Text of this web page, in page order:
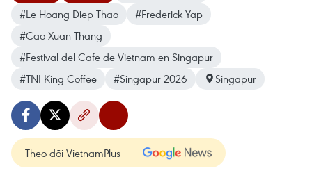
#Le Hoang Diep Thao
#Frederick Yap
#Cao Xuan Thang
#Festival del Cafe de Vietnam en Singapur
#TNI King Coffee
#Singapur 2026 Singapur
Theo dõi VietnamPlus